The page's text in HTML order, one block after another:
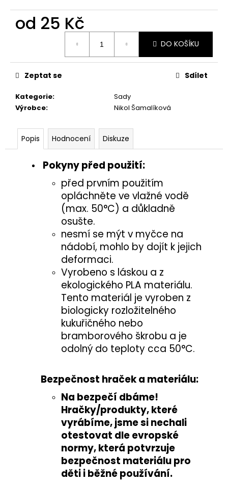
od 25 Kč
DO KOŠÍKU
Kategorie:
Sady
Výrobce: Nikol Šamalíková
Zeptat se Sdílet
Popis Hodnocení Diskuze
Pokyny před použití:
před prvním použitím
opláchněte ve vlažné vodě
(max. 50°C) a důkladně
osušte.
nesmí se mýt v myčce na
nádobí, mohlo by dojít k jejich
deformaci.
Vyrobeno s láskou a z
ekologického PLA materiálu.
Tento materiál je vyroben z
biologicky rozložitelného
kukuřičného nebo
bramborového škrobu a je
odolný do teploty cca 50°C.
Bezpečnost hraček a materiálu:
Na bezpečí dbáme!
Hračky/produkty, které
vyrábíme, jsme si nechali
otestovat dle evropské
normy, která potvrzuje
bezpečnost materiálu pro
děti i běžné používání.
m
Kč